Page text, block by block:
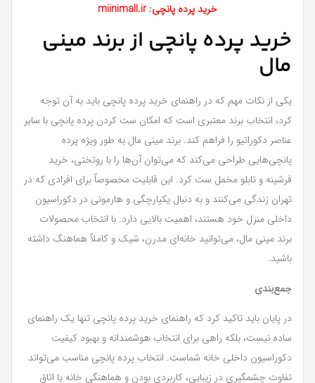
خرید پرده پانچی: miinimall.ir
خرید پرده پانچی از برند مینی
مال
یکی از نکات مهم که در راهنمای خرید پرده پانچی باید به آن توجه
کرد، انتخاب برند معتبری است که امکان ست کردن پرده پانچی با سایر
عناصر دکوراتیو را فراهم کند. برند مینی مال به طور ویژه پرده
پانچی‌هایی طراحی می‌کند که می‌توان آن‌ها را با روتختی، خرید
فرشینه و تابلو مخمل ست کرد. این قابلیت مخصوصاً برای افرادی که در
تهران زندگی می‌کنند و به دنبال یکپارچگی و هارمونی در دکوراسیون
داخلی منزل خود هستند، اهمیت بالایی دارد. با انتخاب محصولات
برند مینی مال، می‌توانید خانه‌ای مدرن، شیک و کاملاً هماهنگ داشته
باشید.
جمع‌بندی
در پایان باید تاکید کرد که راهنمای خرید پرده پانچی تنها یک راهنمای
ساده نیست، بلکه راهی برای انتخاب هوشمندانه و بهبود کیفیت
دکوراسیون داخلی خانه شماست. انتخاب پرده پانچی مناسب می‌تواند
تفاوت چشمگیری در زیبایی، کاربردی بودن و هماهنگی خانه یا اتاق